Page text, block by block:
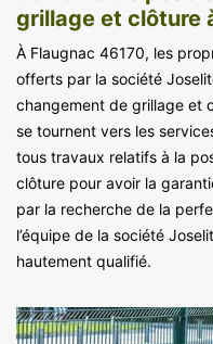
grillage et clôture
À Flaugnac 46170, les
offerts par la société
changement de grillage et
se tournent vers les
tous travaux relatifs à la
clôture pour avoir la
par la recherche de la
l’équipe de la société
hautement qualifié.